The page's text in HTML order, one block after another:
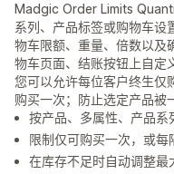
Madgic Order Limits
系列、产品标签或购物车设
物车限额、重量、倍数以及
物车页面、结账按钮上自定
您可以允许每位客户终生仅
购买一次；防止选定产品被
按产品、多属性、产品系
限制仅可购买一次，或
在库存不足时自动调整最